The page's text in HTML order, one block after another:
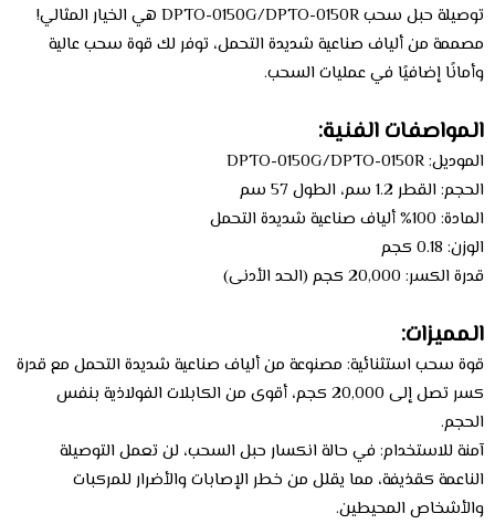
توصيلة حبل سحب DPTO-0150G/DPTO-0150R هي الخيار المثالي!
مصممة من ألياف صناعية شديدة التحمل، توفر لك قوة سحب عالية
وأمانًا إضافيًا في عمليات السحب.
المواصفات الفنية:
الموديل: DPTO-0150G/DPTO-0150R
الحجم: القطر 1.2 سم، الطول 57 سم
المادة: 100% ألياف صناعية شديدة التحمل
الوزن: 0.18 كجم
قدرة الكسر: 20,000 كجم (الحد الأدنى)
المميزات:
قوة سحب استثنائية: مصنوعة من ألياف صناعية شديدة التحمل مع قدرة
كسر تصل إلى 20,000 كجم، أقوى من الكابلات الفولاذية بنفس
الحجم.
آمنة للاستخدام: في حالة انكسار حبل السحب، لن تعمل التوصيلة
الناعمة كقذيفة، مما يقلل من خطر الإصابات والأضرار للمركبات
والأشخاص المحيطين.